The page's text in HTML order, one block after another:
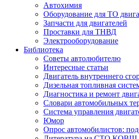
Автохимия
Оборудование для ТО
Запчасти для двигателей
Проставки для ТНВД
Электрооборудование
Библиотека
Советы автолюбителю
Интересные статьи
Двигатель внутреннего
Дизельная топливная
Диагностика и ремонт
Словари автомобильных
Система управления
Юмор
Опрос автомобилистов: